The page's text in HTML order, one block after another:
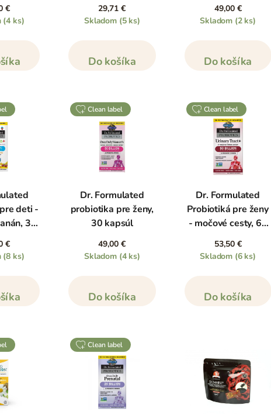
€
(4 ks)
29,71 €
Skladom (5 ks)
Do košíka
49,00 €
Skladom (2 ks)
Do košíka
deti -
30
€
(8 ks)
clean label
Dr. Formulated
probiotika pre ženy,
30 kapsúl
49,00 €
Skladom (4 ks)
Do košíka
clean label
Dr. Formulated
Probiotiká pre ženy
- močové cesty, 60
53,50 €
Skladom (6 ks)
Do košíka
clean label